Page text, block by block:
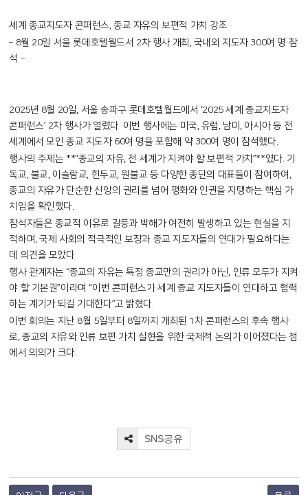
세계 종교지도자 콘퍼런스, 종교 자유의 보편적 가치 강조
– 8월 20일 서울 롯데호텔월드서 2차 행사 개최, 국내외 지도자 300여 명 참
석 –
2025년 8월 20일, 서울 송파구 롯데호텔월드에서 ‘2025 세계 종교지도자
콘퍼런스’ 2차 행사가 열렸다. 이번 행사에는 미국, 유럽, 남미, 아시아 등 전
세계에서 모인 종교 지도자 60여 명을 포함해 약 300여 명이 참석했다.
행사의 주제는 **“종교의 자유, 전 세계가 지켜야 할 보편적 가치”**였다. 기
독교, 불교, 이슬람교, 힌두교, 원불교 등 다양한 종단의 대표들이 참여하여,
종교의 자유가 단순한 신앙의 권리를 넘어 평화와 인권을 지탱하는 핵심 가
치임을 확인했다.
참석자들은 종교적 이유로 갈등과 박해가 여전히 발생하고 있는 현실을 지
적하며, 국제 사회의 적극적인 보장과 종교 지도자들의 연대가 필요하다는
데 의견을 모았다.
행사 관계자는 “종교의 자유는 특정 종교만의 권리가 아닌, 인류 모두가 지켜
야 할 기본권”이라며 “이번 콘퍼런스가 세계 종교 지도자들이 연대하고 협력
하는 계기가 되길 기대한다”고 밝혔다.
이번 회의는 지난 8월 5일부터 8일까지 개최된 1 차 콘퍼런스의 후속 행사
로,종교의 자유와 인류 보편 가치 실현을 위한 국제적 논의가 이어졌다는 점
에서 의의가 크다
SNS공유